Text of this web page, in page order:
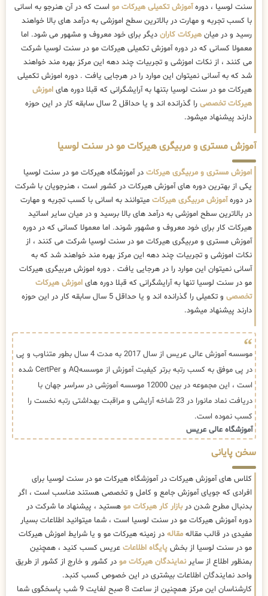
سنت لوسیا ، دورهآموزش تکمیلی هیرکات مو است که در آن هنرجو به اسانی
با کسب تجربه و مهارت در بالاترین سطح اموزشی به درآمد های بالا خواهند
رسید و در میان هیرکات کاران دیگر برای خود معروف و مشهور می شود. اما
معمولا کسانی که در دوره آموزش تکمیلی هیرکات مو در سنت لوسیا شرکت
می کنند ، از نکات اموزشی و تجربیات چند دهه این مرکز بهره مند خواهند
شد که به آسانی نمیتوان این موارد را در هرجایی یافت . دوره اموزش تکمیلی
هیرکات مو در سنت لوسیا بتنها به آرایشگرانی که قبلا دوره های اموزش
هیرکات تخصصی
را گذرانده اند و یا حداقل 2 سال سابقه کار در این حوزه
دارند پیشنهاد میشود.
آموزش مستری و مربیگری هیرکات مو در سنت لوسیا
اموزش مستری و مربیگری هیرکات در آموزشگاه هیرکات مو در سنت لوسیا
یکی از بهترین دوره های آموزش هیرکات در کشور است ، هنرجویان با شرکت
در دورهآموزش مربیگری هیرکات میتوانند به اسانی با کسب تجربه و مهارت
در بالاترین سطح اموزشی به درآمد های بالا برسید و در میان سایر اساتید
هیرکات کار برای خود معروف و مشهور شوند. اما معمولا کسانی که در دوره
آموزش مستری و مربیگری هیرکات مو در سنت لوسیا شرکت می کنند ، از
نکات اموزشی و تجربیات چند دهه این مرکز بهره مند خواهند شد که به
آسانی نمیتوان این موارد را در هرجایی یافت . دوره اموزش مربیگری هیرکات
مو در سنت لوسیا تنها به آرایشگرانی که قبلا دوره های اموزش هیرکات
تخصصی
و تکمیلی را گذرانده اند و یا حداقل 5 سال سابقه کار در این حوزه
دارند پیشنهاد میشود.
موسسه آموزش عالی عریس از سال 2017 به مدت 4 سال بطور متناوب و پی
در پی موفق به کسب رتبه برتر کیفیت آموزش از موسسهAQ و CertPer شده
است ، این مجموعه در بین 12000 موسسه آموزشی در سراسر جهان با
دریافت نماد مانورا در 23 شاخه آرایشی و مراقبت بهداشتی رتبه نخست را
کسب نموده است.
آموزشگاه عالی عریس
سخن پایانی
کلاس های آموزش هیرکات در آموزشگاه هیرکات مو در سنت لوسیا برای
افرادی که جویای آموزش جامع و کامل و تخصصی هستند مناسب است ، اگر
بدنبال مطرح شدن دربازار کار هیرکات مو هستید ، پیشنهاد ما شرکت در
دوره آموزش هیرکات مو در سنت لوسیا است ، شما میتوانید اطلاعات بسیار
مفیدی در قالب مقاله مقاله در زمینه هیرکات مو و یا شرایط اموزش هیرکات
مو در سنت لوسیا از بخش پایگاه اطلاعات عریس کسب کنید ، همچنین
بمنظور اطلاع از سایرنمایندگان هیرکات مو در کشور و خارج از کشور از طریق
واحد نمایندگان اطلاعات بیشتری در این خصوص کسب کنبد.
کارشناسان این مرکز همچنین از ساعت 8 صبح لغایت 9 شب پاسخگوی شما